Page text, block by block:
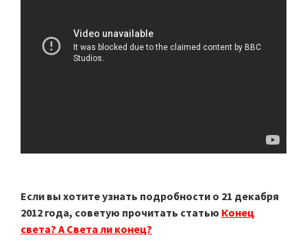
Если вы хотите узнать подробности о 21 декабря
2012 года, советую прочитать статью Конец
света? А Света ли конец?